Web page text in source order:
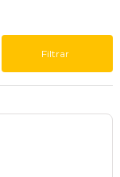
Filtrar